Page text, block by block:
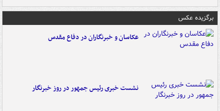
برگزیده عکس
عکاسان و خبرنگاران در دفاع مقدس
نشست خبری رئیس جمهور در روز خبرنگار